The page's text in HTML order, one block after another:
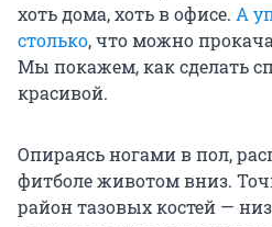
хоть дома, хоть в офисе. А
столько, что можно
Мы покажем, как сделать
красивой.
Опираясь ногами в пол,
фитболе животом вниз.
район тазовых костей —